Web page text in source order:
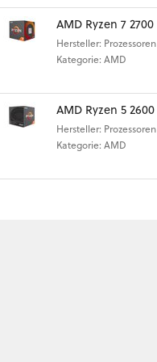
AMD Ryzen 7 2700
Hersteller: Prozessoren
Kategorie: AMD
AMD Ryzen 5 2600
Hersteller: Prozessoren
Kategorie: AMD